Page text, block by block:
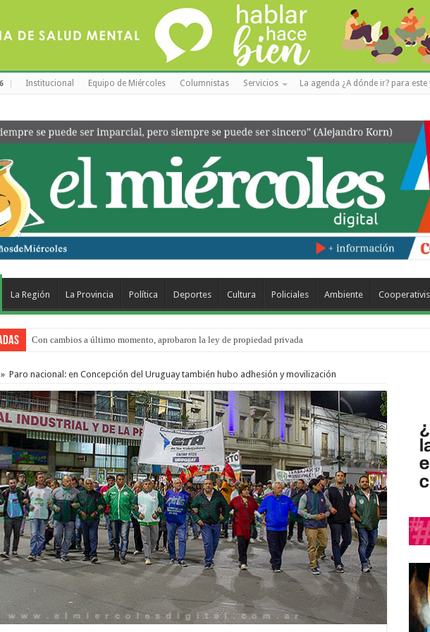
Institucional Equipo de Miércoles Columnistas Servicios La agenda ¿A dónde ir? para este
La Región La Provincia Política Deportes Cultura Policiales Ambiente
Adopción en Entre Ríos: el 35% de los 90 niños, niñas y adolescentes que esperan una familia tiene
» Paro nacional: en Concepción del Uruguay también hubo adhesión y movilización